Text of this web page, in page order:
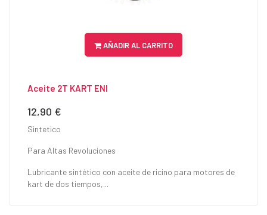
AÑADIR AL CARRITO
Aceite 2T KART ENI
Precio
12,90 €
Sintetico
Para Altas Revoluciones
Lubricante sintético con aceite de ricino para motores de
kart de dos tiempos,...